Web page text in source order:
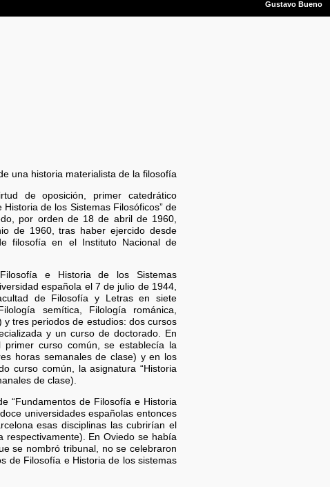
una historia materialista de la filosofía
de oposición, primer catedrático
de los Sistemas Filosóficos” de
por orden de 18 de abril de 1960,
de 1960, tras haber ejercido desde
filosofía en el Instituto Nacional de
e Historia de los Sistemas
española el 7 de julio de 1944,
de Filosofía y Letras en siete
semítica, Filología románica,
y tres periodos de estudios: dos cursos
y un curso de doctorado. En
primer curso común, se establecía la
horas semanales de clase) y en los
curso común, la asignatura “Historia
de clase).
“Fundamentos de Filosofía e Historia
universidades españolas entonces
esas disciplinas las cubrirían el
respectivamente). En Oviedo se había
se nombró tribunal, no se celebraron
de Filosofía e Historia de los sistemas